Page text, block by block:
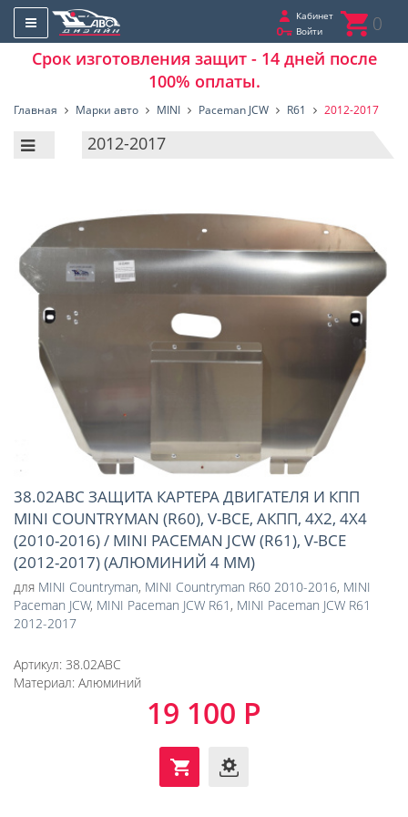
Кабинет
Войти
0
Срок изготовления защит - 14 дней после
100% оплаты.
Главная Марки авто MINI Paceman JCW R61 2012-2017
2012-2017
38.02ABC ЗАЩИТА КАРТЕРА ДВИГАТЕЛЯ И КПП
MINI COUNTRYMAN (R60), V-ВСЕ, АКПП, 4Х2, 4Х4
(2010-2016) / MINI PACEMAN JCW (R61), V-ВСЕ
(2012-2017) (АЛЮМИНИЙ 4 ММ)
для MINI Countryman, MINI Countryman R60 2010-2016, MINI
Paceman JCW, MINI Paceman JCW R61 , MINI Paceman JCW R61
2012-2017
Артикул: 38.02ABC
Материал: Алюминий
19 100 Р